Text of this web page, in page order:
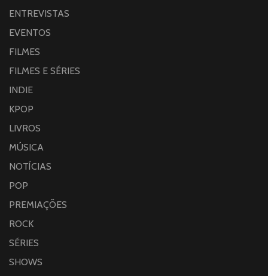
ENTREVISTAS
EVENTOS
FILMES
FILMES E SÉRIES
INDIE
KPOP
LIVROS
MÚSICA
NOTÍCIAS
POP
PREMIAÇÕES
ROCK
SÉRIES
SHOWS